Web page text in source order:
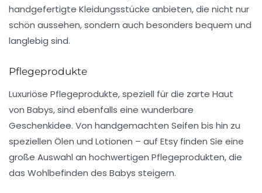
handgefertigte Kleidungsstücke anbieten, die nicht nur
schön aussehen, sondern auch besonders bequem und
langlebig sind.
Pflegeprodukte
Luxuriöse Pflegeprodukte, speziell für die zarte Haut
von Babys, sind ebenfalls eine wunderbare
Geschenkidee. Von handgemachten Seifen bis hin zu
speziellen Ölen und Lotionen – auf Etsy finden Sie eine
große Auswahl an hochwertigen Pflegeprodukten, die
das Wohlbefinden des Babys steigern.